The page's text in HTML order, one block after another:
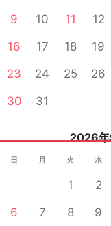
9
10 11 12
16
17 18 19
23
24 25 26
30
31
2026
日 月 火 水
1 2
6
7 8 9